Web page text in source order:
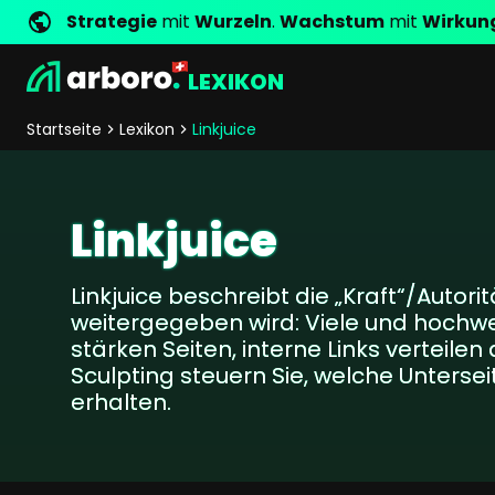
Strategie mit Wurzeln. Wachstum mit
LEXIKON
Entwicklung
Shopentwicklung
Online Marketing
SEO
SEA
Content
Comparison Shopping
Social Media Marketing
Server-Side-Tracking
Newsletter-Marketing
Shop ErfolgsstorysShop Referenzen
ManagementUnternehmenswerte
Jobsarboro als Arbeitgeber
AnfrageStandorte
Startseite Lexikon Linkjuice
Linkjuice
Linkjuice beschreibt die „Kraft“/
weitergegeben wird: Viele und
stärken Seiten, interne Links verteilen
Sculpting steuern Sie, welche
erhalten.